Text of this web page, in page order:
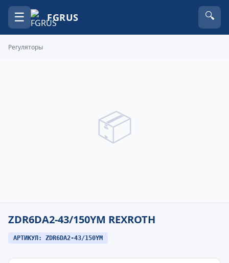
☰ FGRUS 🔍
Регуляторы
📦
ZDR6DA2-43/150YM REXROTH
АРТИКУЛ: ZDR6DA2-43/150YM